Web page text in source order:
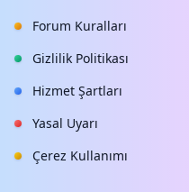
Forum Kuralları
Gizlilik Politikası
Hizmet Şartları
Yasal Uyarı
Çerez Kullanımı